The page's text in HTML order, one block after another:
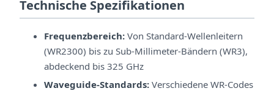
Technische Spezifikationen
Frequenzbereich: Von Standard-Wellenleitern
(WR2300) bis zu Sub-Millimeter-Bändern (WR3),
abdeckend bis 325 GHz
Waveguide-Standards: Verschiedene WR-Codes